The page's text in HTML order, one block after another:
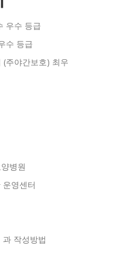
우수 등급
수 등급
주야간보호) 최우
병원
영센터
작성방법